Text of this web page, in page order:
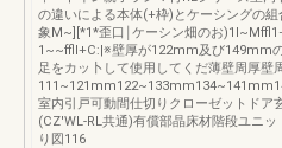
の違いによる本体(+枠)とケーシングの
象M~][*1*歪口￨ケーシン畑のお
1~~ffll+C:|※壁厚が122mm及び149mm
足をカッ卜して使用してくだ薄壁周厚壁
室内引戸可動間仕切りクローゼットドア
(CZ'WL-RL共通)有償部晶床材階段ユニッ
り図116